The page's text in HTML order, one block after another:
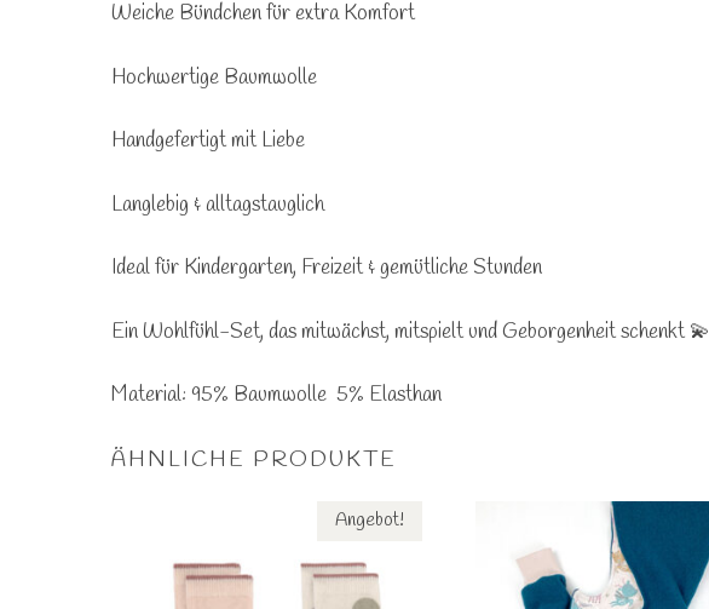
Weiche Bündchen für extra Komfort
Hochwertige Baumwolle
Handgefertigt mit Liebe
Langlebig & alltagstauglich
Ideal für Kindergarten, Freizeit & gemütliche Stunden
Ein Wohlfühl-Set, das mitwächst, mitspielt und Geborgenheit schenkt 💫
Material: 95% Baumwolle 5% Elasthan
ÄHNLICHE PRODUKTE
Angebot!